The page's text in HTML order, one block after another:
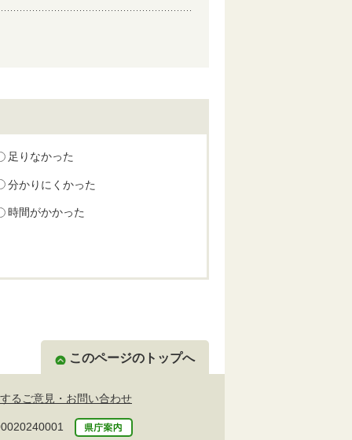
足りなかった
分かりにくかった
時間がかかった
このページのトップへ
るご意見・お問い合わせ